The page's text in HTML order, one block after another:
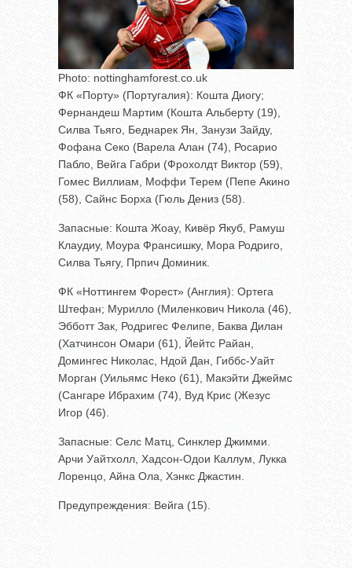
Photo: nottinghamforest.co.uk
ФК «Порту» (Португалия): Кошта Диогу;
Фернандеш Мартим (Кошта Альберту (19),
Силва Тьяго, Беднарек Ян, Занузи Зайду,
Фофана Секо (Варела Алан (74), Росарио
Пабло, Вейга Габри (Фрохолдт Виктор (59),
Гомес Виллиам, Моффи Терем (Пепе Акино
(58), Сайнс Борха (Гюль Дениз (58).
Запасные: Кошта Жоау, Кивёр Якуб, Рамуш
Клаудиу, Моура Франсишку, Мора Родриго,
Силва Тьягу, Прпич Доминик.
ФК «Ноттингем Форест» (Англия): Ортега
Штефан; Мурилло (Миленкович Никола (46),
Эбботт Зак, Родригес Фелипе, Баква Дилан
(Хатчинсон Омари (61), Йейтс Райан,
Домингес Николас, Ндой Дан, Гиббс-Уайт
Морган (Уильямс Неко (61), Макэйти Джеймс
(Сангаре Ибрахим (74), Вуд Крис (Жезус
Игор (46).
Запасные: Селс Матц, Синклер Джимми.
Арчи Уайтхолл, Хадсон-Одои Каллум, Лукка
Лоренцо, Айна Ола, Хэнкс Джастин.
Предупреждения: Вейга (15).